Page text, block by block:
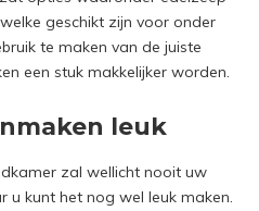
geschikt zijn voor onder
te maken van de juiste
een stuk makkelijker worden.
leuk
zal wellicht nooit uw
kunt het nog wel leuk maken.